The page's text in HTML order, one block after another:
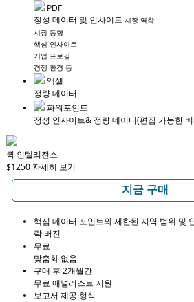
PDF
정성 데이터 및 인사이트 시장 역학
시장 동향
핵심 인사이트
기업 프로필
경쟁 환경 등
엑셀
정량 데이터
파워포인트
정성 인사이트& 정량 데이터(편집 가능한
퀵 인텔리전스
$1250자세히 보기
지금 구매
핵심 데이터 포인트와 제한된 지역 범위 및
략 버전
무료
맞춤화 없음
구매 후 2개월간
무료 애널리스트 지원
보고서 제공 형식